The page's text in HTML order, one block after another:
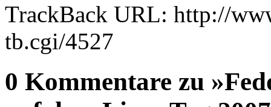
TrackBack URL: http://
tb.cgi/4527
0 Kommentare zu